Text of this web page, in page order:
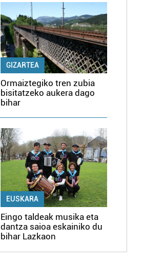
GIZARTEA
Ormaiztegiko tren zubia
bisitatzeko aukera dago
bihar
EUSKARA
Eingo taldeak musika eta
dantza saioa eskainiko du
bihar Lazkaon